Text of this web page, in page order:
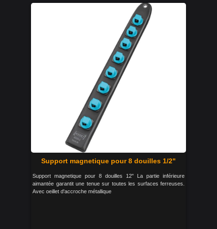
Support magnetique pour 8 douilles 1/2"
Support magnetique pour 8 douilles 12" La partie inférieure
aimantée garantit une tenue sur toutes les surfaces ferreuses.
Avec oeillet d'accroche métallique